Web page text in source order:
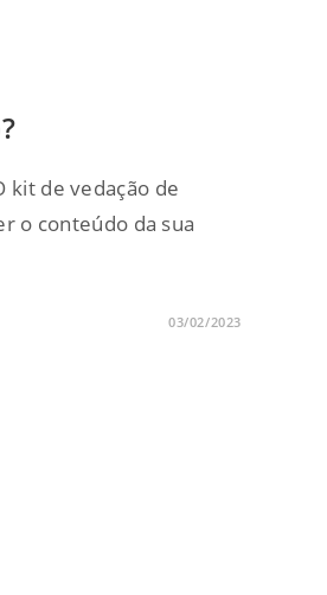
kit de vedação de
o conteúdo da sua
03/02/2023